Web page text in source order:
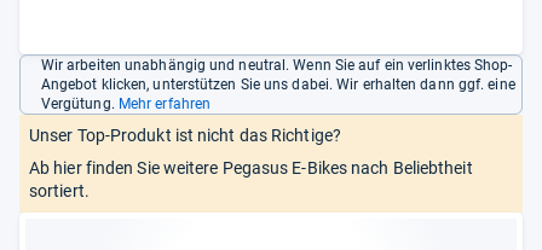
Wir arbeiten unabhängig und neutral. Wenn Sie auf ein verlinktes Shop-
Angebot klicken, unterstützen Sie uns dabei. Wir erhalten dann ggf. eine
Vergütung. Mehr erfahren
Unser Top-Produkt ist nicht das Richtige?
Ab hier finden Sie weitere Pegasus E-Bikes nach Beliebtheit
sortiert.